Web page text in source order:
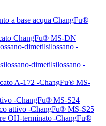
a base acqua ChangFu®
ChangFu® MS-DN
dimetilsilossano -
dimetilsilossano -
A-172 -ChangFu® MS-
-ChangFu® MS-S24
attivo -ChangFu® MS-S25
OH-terminato -ChangFu®